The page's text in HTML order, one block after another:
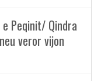
Peqinit/ Qindra
veror vijon